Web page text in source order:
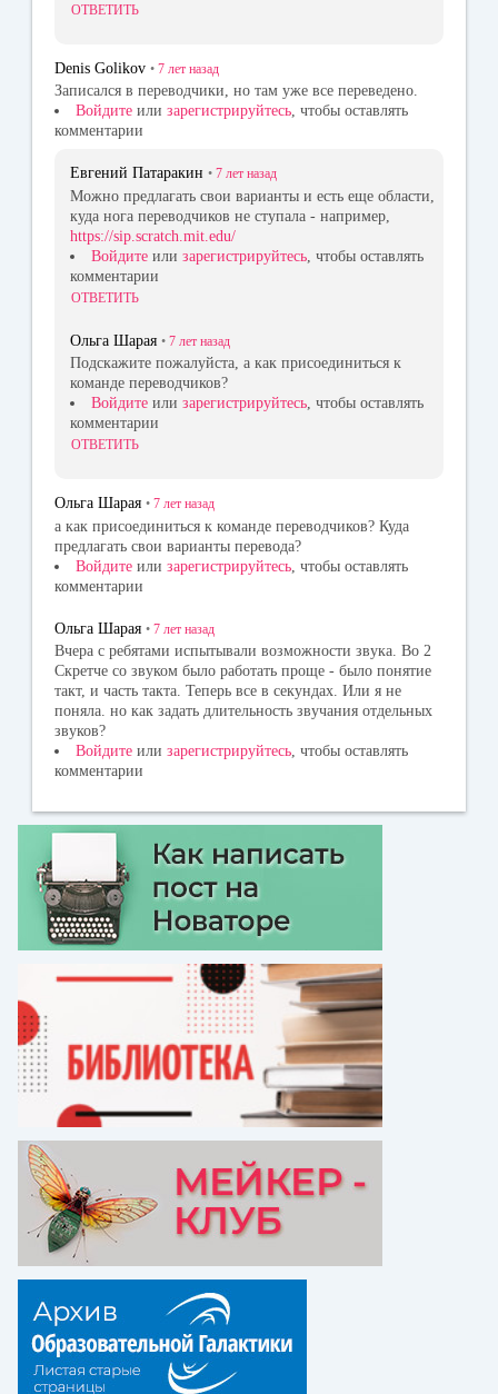
ОТВЕТИТЬ
Denis Golikov • 7 лет назад
Записался в переводчики, но там уже все переведено.
Войдите или зарегистрируйтесь, чтобы оставлять
комментарии
Евгений Патаракин • 7 лет назад
Можно предлагать свои варианты и есть еще области,
куда нога переводчиков не ступала - например,
https://sip.scratch.mit.edu/
Войдите или зарегистрируйтесь , чтобы оставлять
комментарии
ОТВЕТИТЬ
Ольга Шарая • 7 лет назад
Подскажите пожалуйста, а как присоединиться к
команде переводчиков?
Войдите или зарегистрируйтесь, чтобы оставлять
комментарии
ОТВЕТИТЬ
Ольга Шарая • 7 лет назад
а как присоединиться к команде переводчиков? Куда
предлагать свои варианты перевода?
Войдите или зарегистрируйтесь , чтобы оставлять
комментарии
Ольга Шарая • 7 лет назад
Вчера с ребятами испытывали возможности звука. Во 2
Скретче со звуком было работать проще - было понятие
такт, и часть такта. Теперь все в секундах. Или я не
поняла. но как задать длительность звучания отдельных
звуков?
Войдите или зарегистрируйтесь, чтобы оставлять
комментарии